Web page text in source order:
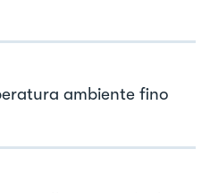
ambiente fino